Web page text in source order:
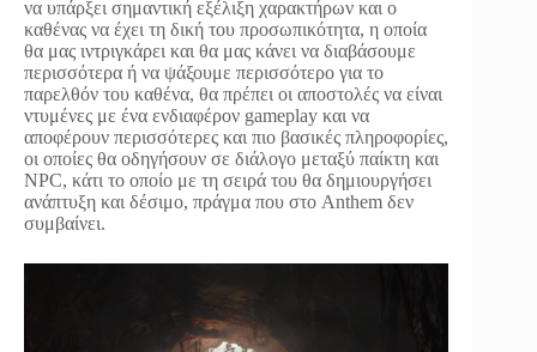
να υπάρξει σημαντική εξέλιξη χαρακτήρων και ο
καθένας να έχει τη δική του προσωπικότητα, η οποία
θα μας ιντριγκάρει και θα μας κάνει να διαβάσουμε
περισσότερα ή να ψάξουμε περισσότερο για το
παρελθόν του καθένα, θα πρέπει οι αποστολές να είναι
ντυμένες με ένα ενδιαφέρον gameplay και να
αποφέρουν περισσότερες και πιο βασικές πληροφορίες,
οι οποίες θα οδηγήσουν σε διάλογο μεταξύ παίκτη και
NPC, κάτι το οποίο με τη σειρά του θα δημιουργήσει
ανάπτυξη και δέσιμο, πράγμα που στο Anthem δεν
συμβαίνει.